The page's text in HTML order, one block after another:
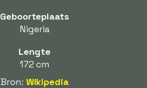
Geboorteplaats
Nigeria
Lengte
172 cm
Bron: Wikipedia